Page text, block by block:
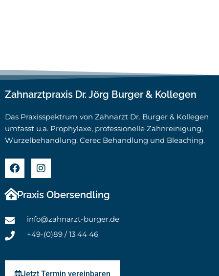
Zahnarztpraxis Dr. Jörg Burger & Kollegen
Das Praxisspektrum von Zahnarzt Dr. Burger & Kollegen
umfasst u.a. Prophylaxe, professionelle Zahnreinigung,
Wurzelbehandlung, Cerec Behandlung und Bleaching.
Praxis Obersendling
info@zahnarzt-burger.de
+49-(0)89 / 13 44 46
Jetzt Termin vereinbaren